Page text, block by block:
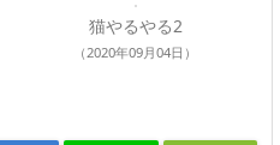
猫やるやる2
（2020年09月04日）